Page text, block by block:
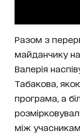
Разом з
майданчику
Валерія
Табакова,
програма, а
між